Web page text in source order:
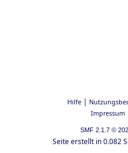
Hilfe|
Impressum
SMF 2.1.7 ©
Seite erstellt in 0.082